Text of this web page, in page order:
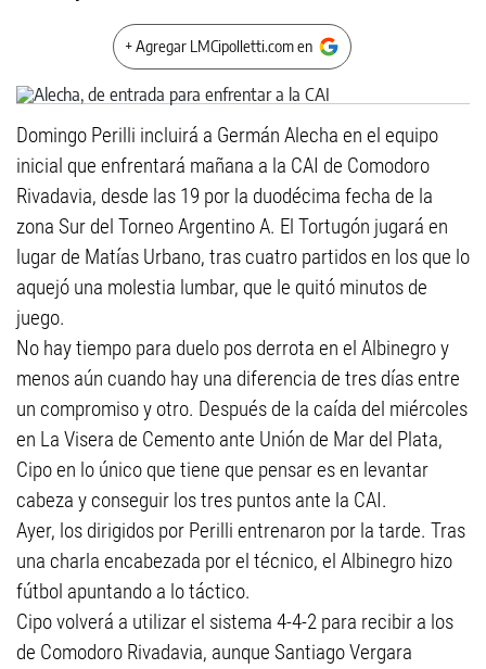
+ Agregar LMCipolletti.com en
Domingo Perilli incluirá a Germán Alecha en el equipo
inicial que enfrentará mañana a la CAI de Comodoro
Rivadavia, desde las 19 por la duodécima fecha de la
zona Sur del Torneo Argentino A. El Tortugón jugará en
lugar de Matías Urbano, tras cuatro partidos en los que lo
aquejó una molestia lumbar, que le quitó minutos de
juego.
No hay tiempo para duelo pos derrota en el Albinegro y
menos aún cuando hay una diferencia de tres días entre
un compromiso y otro. Después de la caída del miércoles
en La Visera de Cemento ante Unión de Mar del Plata,
Cipo en lo único que tiene que pensar es en levantar
cabeza y conseguir los tres puntos ante la CAI.
Ayer, los dirigidos por Perilli entrenaron por la tarde. Tras
una charla encabezada por el técnico, el Albinegro hizo
fútbol apuntando a lo táctico.
Cipo volverá a utilizar el sistema 4-4-2 para recibir a los
de Comodoro Rivadavia, aunque Santiago Vergara